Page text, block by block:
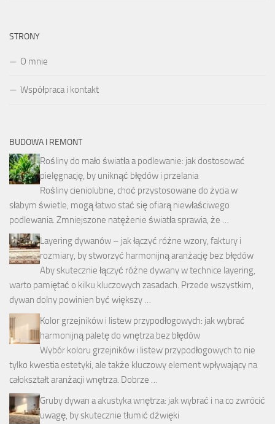
STRONY
O mnie
Współpraca i kontakt
BUDOWA I REMONT
Rośliny do mało światła a podlewanie: jak dostosować
pielęgnację, by uniknąć błędów i przelania
Rośliny cieniolubne, choć przystosowane do życia w
słabym świetle, mogą łatwo stać się ofiarą niewłaściwego
podlewania. Zmniejszone natężenie światła sprawia, że …
Layering dywanów – jak łączyć różne wzory, faktury i
rozmiary, by stworzyć harmonijną aranżację bez błędów
Aby skutecznie łączyć różne dywany w technice layering,
warto pamiętać o kilku kluczowych zasadach. Przede wszystkim,
dywan dolny powinien być większy …
Kolor grzejników i listew przypodłogowych: jak wybrać
harmonijną paletę do wnętrza bez błędów
Wybór koloru grzejników i listew przypodłogowych to nie
tylko kwestia estetyki, ale także kluczowy element wpływający na
całokształt aranżacji wnętrza. Dobrze …
Gruby dywan a akustyka wnętrza: jak wybrać i na co zwrócić
uwagę, by skutecznie tłumić dźwięki